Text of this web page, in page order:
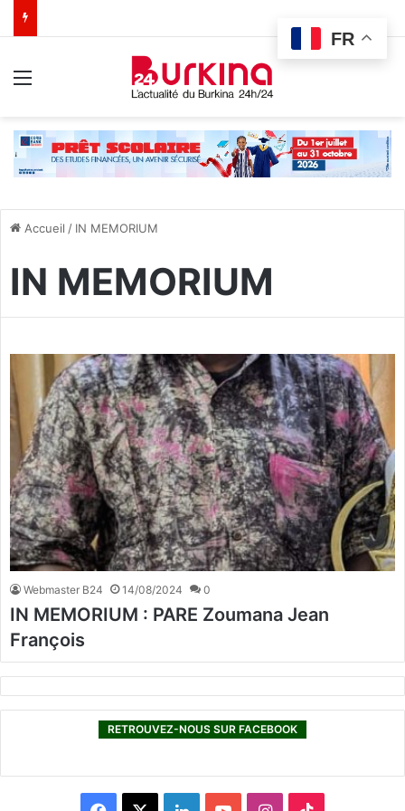
Accueil / IN MEMORIUM
IN MEMORIUM
Webmaster B24 14/08/2024 0
IN MEMORIUM : PARE Zoumana Jean
François
RETROUVEZ-NOUS SUR FACEBOOK
FR